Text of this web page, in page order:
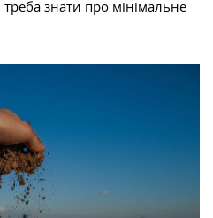
знати про мінімальне